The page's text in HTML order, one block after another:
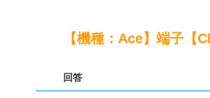
情報システム
【機種：Ace】端子【
回答